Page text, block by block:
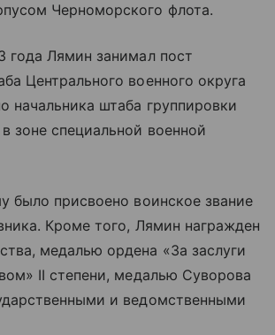
Черноморского флота.
года Лямин занимал пост
Центрального военного округа
начальника штаба группировки
зоне специальной военной
было присвоено воинское звание
Кроме того, Лямин награжден
медалью ордена «За заслуги
II степени, медалью Суворова
и ведомственными